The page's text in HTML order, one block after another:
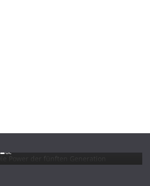
Power der fünften Generation